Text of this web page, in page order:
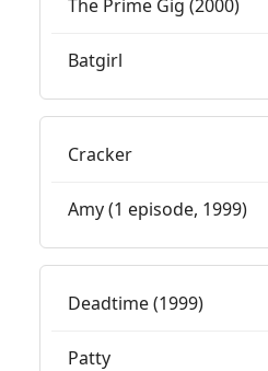
The Prime Gig (2000)
Batgirl
Cracker
Amy (1 episode, 1999)
Deadtime (1999)
Patty